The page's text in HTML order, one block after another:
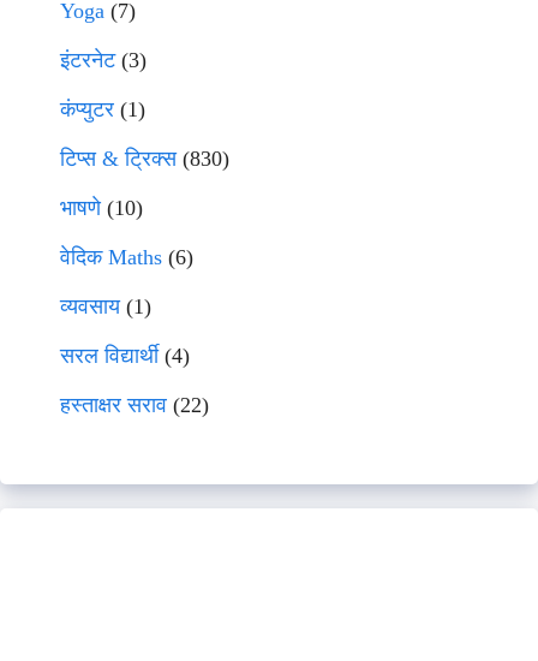
Yoga (7)
इंटरनेट(3)
कंप्युटर (1)
टिप्स & ट्रिक्स(830)
भाषणे(10)
वेदिक Maths (6)
व्यवसाय(1)
सरल विद्यार्थी(4)
हस्ताक्षर सराव (22)